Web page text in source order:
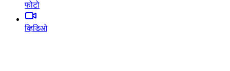
फोटो
व्हिडिओ